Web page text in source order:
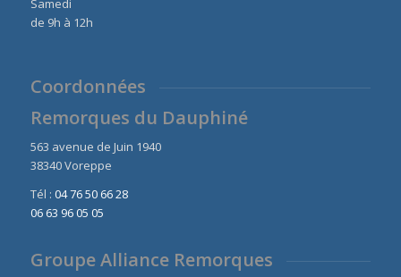
Samedi
de 9h à 12h
Coordonnées
Remorques du Dauphiné
563 avenue de Juin 1940
38340 Voreppe
Tél : 04 76 50 66 28
06 63 96 05 05
Groupe Alliance Remorques